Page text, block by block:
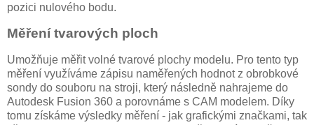
pozici nulového bodu.
Měření tvarových ploch
Umožňuje měřit volné tvarové plochy modelu. Pro tento typ
měření využíváme zápisu naměřených hodnot z obrobkové
sondy do souboru na stroji, který následně nahrajeme do
Autodesk Fusion 360 a porovnáme s CAM modelem. Díky
tomu získáme výsledky měření - jak grafickými značkami, tak